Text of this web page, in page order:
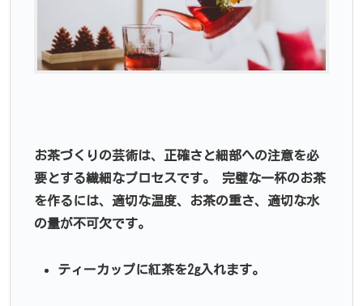
お茶づくりの芸術は、正確さと細部への注意を必
要とする繊細なプロセスです。 完璧な一杯のお茶
を作るには、適切な温度、お茶の重さ、適切な水
の量が不可欠です。
ティーカップに紅茶を2g入れます。